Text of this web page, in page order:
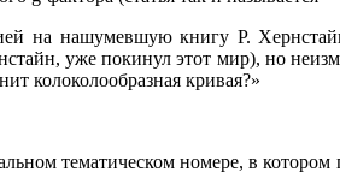
на нашумевшую книгу Р.
уже покинул этот мир), но
колоколообразная кривая?»
тематическом номере, в